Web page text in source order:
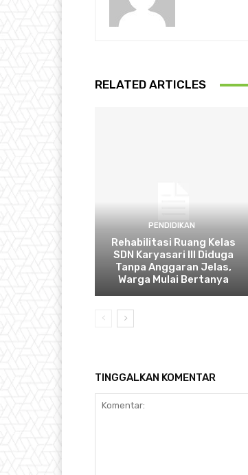
RELATED ARTICLES
PENDIDIKAN
Rehabilitasi Ruang Kelas
SDN Karyasari III Diduga
Tanpa Anggaran Jelas,
Warga Mulai Bertanya
TINGGALKAN KOMENTAR